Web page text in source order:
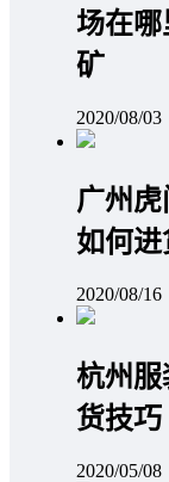
场在哪
矿
2020/08/03
广州
如何进
2020/08/16
杭州服
货技巧
2020/05/08